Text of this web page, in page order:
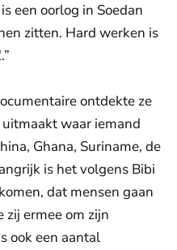
een oorlog in Soedan
zitten. Hard werken is
.”
ontdekte ze
waar iemand
Ghana, Suriname, de
is het volgens Bibi
dat mensen gaan
zij ermee om zijn
ook een aantal